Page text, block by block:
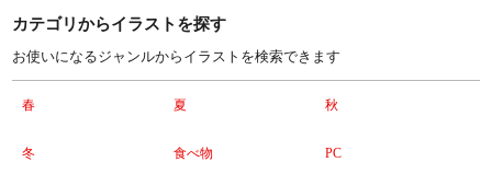
カテゴリからイラストを探す
お使いになるジャンルからイラストを検索できます
春 夏 秋
冬 食べ物 PC